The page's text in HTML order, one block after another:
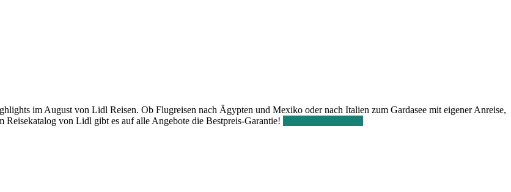
im August von Lidl Reisen. Ob Flugreisen nach Ägypten und Mexiko oder nach Italien zum Gardasee mit eigener Anreise,
Reisekatalog von Lidl gibt es auf alle Angebote die Bestpreis-Garantie!